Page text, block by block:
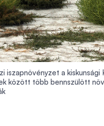
iszapnövényzet a kiskunsági
között több bennszülött